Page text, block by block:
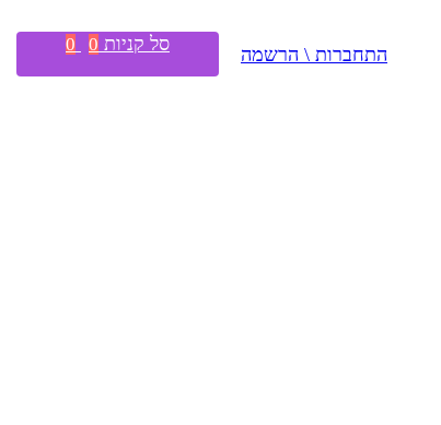
התחברות \ הרשמה סל קניות 0
0